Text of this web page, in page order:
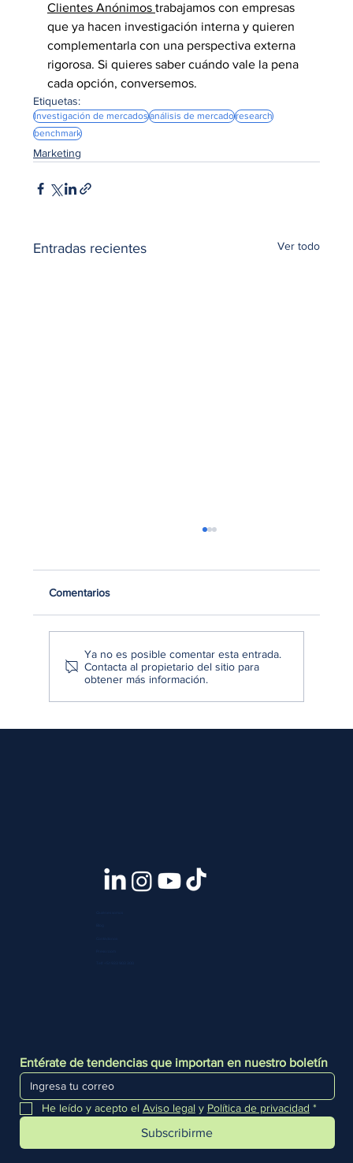
Clientes Anónimos trabajamos con empresas
que ya hacen investigación interna y quieren
complementarla con una perspectiva externa
rigorosa. Si quieres saber cuándo vale la pena
cada opción, conversemos.
Etiquetas:
Investigación de mercadosanálisis de mercadoresearch
benchmark
Marketing
Entradas recientes Ver todo
por qué es clave para tomar mejores
Comentarios
Ya no es posible comentar esta entrada.
Contacta al propietario del sitio para
obtener más información.
Entérate de tendencias que importan en nuestro boletín
He leído y acepto el Aviso legal y Política de privacidad *
Subscribirme